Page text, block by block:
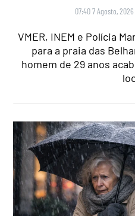
07:40 7 Agosto, 2026
VMER, INEM e Polícia
para a praia das
homem de 29 anos